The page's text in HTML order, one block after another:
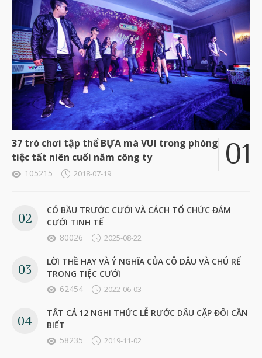
37 trò chơi tập thể BỰA mà VUI trong phòng
tiệc tất niên cuối năm công ty
105215 2018-07-19
CÓ BẦU TRƯỚC CƯỚI VÀ CÁCH TỔ CHỨC ĐÁM
CƯỚI TINH TẾ
80026
2025-08-22
LỜI THỀ HAY VÀ Ý NGHĨA CỦA CÔ DÂU VÀ CHÚ RỂ
TRONG TIỆC CƯỚI
62454
2022-06-03
TẤT CẢ 12 NGHI THỨC LỄ RƯỚC DÂU CẶP ĐÔI CẦN
BIẾT
58235
2019-11-02